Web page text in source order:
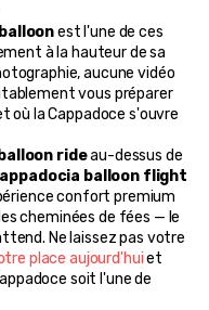
est l'une de ces
à la hauteur de sa
aucune vidéo
vous préparer
où la Cappadoce s'ouvre
ride au-dessus de
balloon flight
confort premium
cheminées de fées — le
Ne laissez pas votre
place aujourd'hui et
soit l'une de